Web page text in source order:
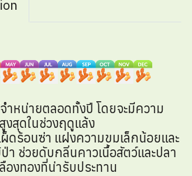
ำหน่ายตลอดทั้งปี โดยจะมีความ
งสุดในช่วงฤดูแล้ง
ผ็ดร้อนซ่า แฝงความขมเล็กน้อยและ
า ช่วยดับกลิ่นคาวเนื้อสัตว์และปลา
องทองที่น่ารับประทาน